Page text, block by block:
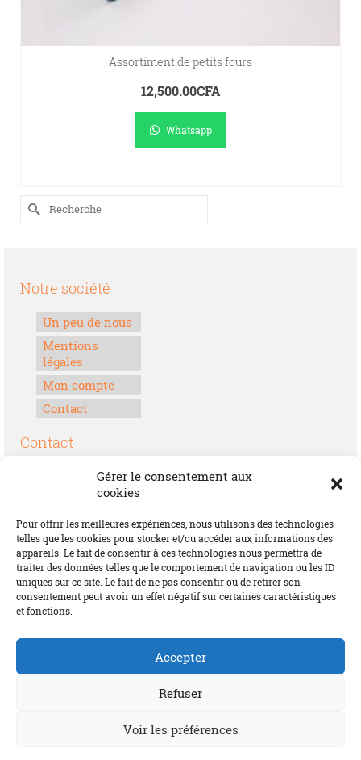
Gérer le consentement aux
cookies
Pour offrir les meilleures expériences, nous utilisons des technologies
telles que les cookies pour stocker et/ou accéder aux informations des
appareils. Le fait de consentir à ces technologies nous permettra de
traiter des données telles que le comportement de navigation ou les ID
uniques sur ce site. Le fait de ne pas consentir ou de retirer son
consentement peut avoir un effet négatif sur certaines caractéristiques
et fonctions.
Accepter
Refuser
Voir les préférences
Assortiment de petits fours
12,500.00CFA
Whatsapp
Rechercher :
Notre société
Un peu de nous
Mentions
légales
Mon compte
Contact
Contact
Boulevard Félix Houphouët-Boigny
contact@offrirdubonheur.com
Blog
© 2026 Offrir du Bonheur by MIFA